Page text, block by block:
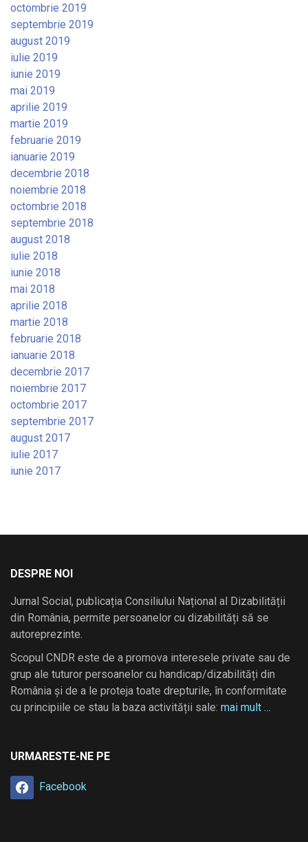
octombrie 2019
septembrie 2019
august 2019
iulie 2019
iunie 2019
mai 2019
aprilie 2019
martie 2019
februarie 2019
ianuarie 2019
decembrie 2018
noiembrie 2018
octombrie 2018
septembrie 2018
august 2018
iulie 2018
iunie 2018
mai 2018
aprilie 2018
martie 2018
februarie 2018
ianuarie 2018
decembrie 2017
noiembrie 2017
octombrie 2017
septembrie 2017
august 2017
iulie 2017
iunie 2017
DESPRE NOI
Jurnal Social, publicația Consiliului Național al Dizabilității
din România, permite persoanelor cu dizabilități să se
autoreprezinte.
Scopul CNDR este de a promova interesele private sau de
grup ale tuturor persoanelor cu handicap/dizabilități din
România și de a le proteja toate drepturile, în conformitate
cu principiile ce stau la baza activității sale: mai mult …
URMARESTE-NE PE
Facebook